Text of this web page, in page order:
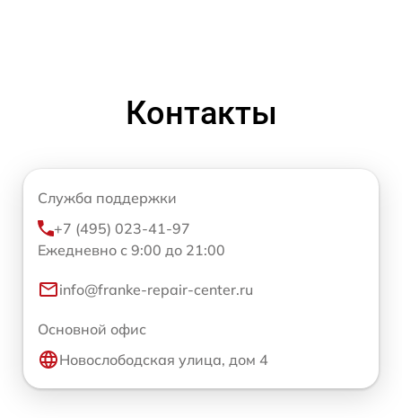
Контакты
Служба поддержки
+7 (495) 023-41-97
Ежедневно с 9:00 до 21:00
info@franke-repair-center.ru
Основной офис
Новослободская улица, дом 4